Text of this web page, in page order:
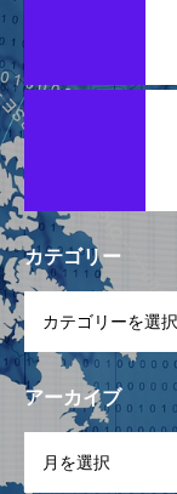
カテゴリー
アーカイブ